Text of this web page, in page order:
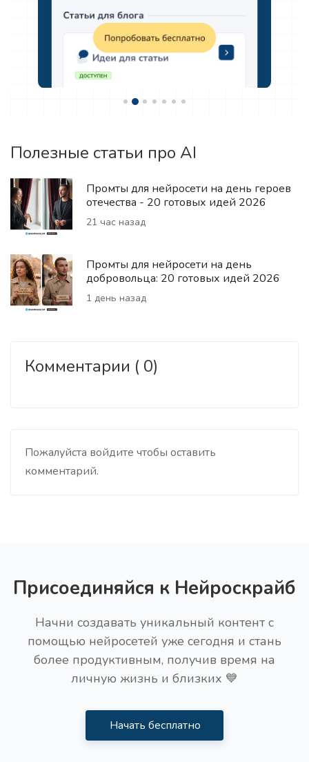
Полезные статьи про AI
Промты для нейросети на день героев
отечества - 20 готовых идей 2026
21 час назад
Промты для нейросети на день
добровольца: 20 готовых идей 2026
1 день назад
Комментарии ( 0)
Пожалуйста войдите чтобы оставить
комментарий.
Присоединяйся к Нейроскрайб
Начни создавать уникальный контент с
помощью нейросетей уже сегодня и стань
более продуктивным, получив время на
личную жизнь и близких 💙
Начать бесплатно